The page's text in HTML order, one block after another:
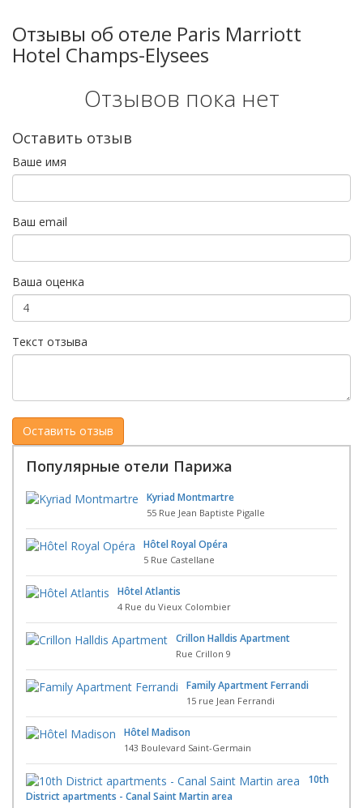
Отзывы об отеле Paris Marriott
Hotel Champs-Elysees
Отзывов пока нет
Оставить отзыв
Ваше имя
Ваш email
Ваша оценка
Текст отзыва
Популярные отели Парижа
Kyriad Montmartre
55 Rue Jean Baptiste Pigalle
Hôtel Royal Opéra
5 Rue Castellane
Hôtel Atlantis
4 Rue du Vieux Colombier
Crillon Halldis Apartment
Rue Crillon 9
Family Apartment Ferrandi
15 rue Jean Ferrandi
Hôtel Madison
143 Boulevard Saint-Germain
10th
District apartments - Canal Saint Martin area